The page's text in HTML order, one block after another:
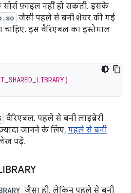
फ़ाइल नहीं हो सकती. इसके
जैसी पहले से बनी शेयर की गई
चाहिए. इस वैरिएबल का इस्तेमाल
वैरिएबल. पहले से बनी लाइब्रेरी
जानने के लिए, पहले से बनी
पढ़ें.
जैसा ही, लेकिन पहले से बनी